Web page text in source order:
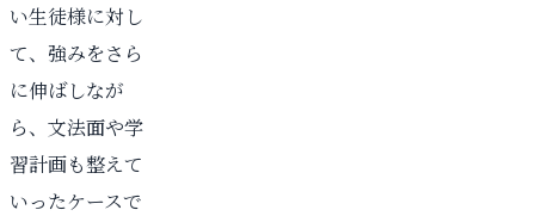
い生徒様に対し
て、強みをさら
に伸ばしなが
ら、文法面や学
習計画も整えて
いったケースで